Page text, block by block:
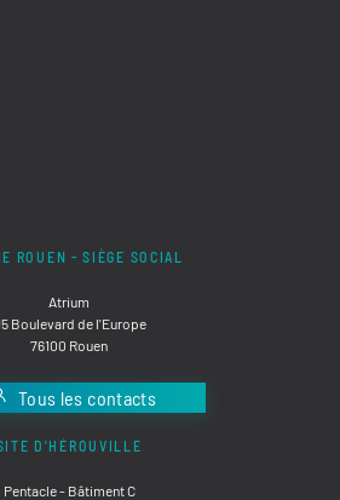
ROUEN - SIÈGE SOCIAL
Atrium
Boulevard de l'Europe
76100 Rouen
Tous les contacts
D'HÉROUVILLE
Pentacle - Bâtiment C